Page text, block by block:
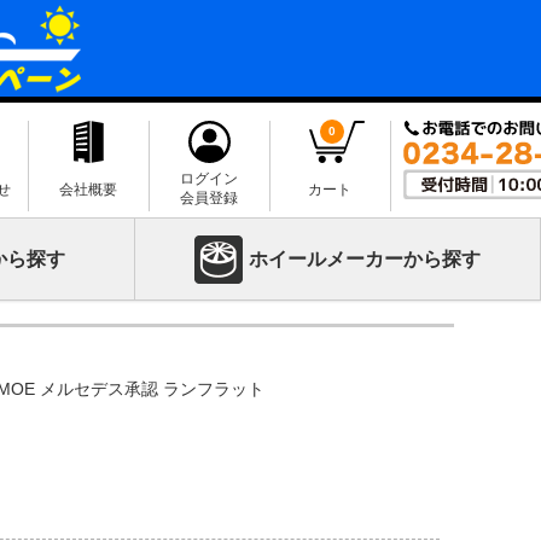
会社概要
ログイン
会員登録
0
カート
ら探す ホイールメーカーから探す
メルセデス承認 ランフラット